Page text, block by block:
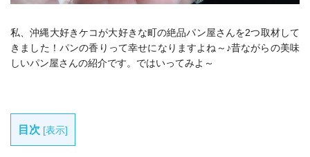
私、沖縄大好きケコが大好きな町の絶品パン屋さんを2つ取材して
きました！パンの香りって幸せになりますよね～♪昔ながらの美味
しいパン屋さんの紹介です。ではいってみよ～
目次 [表示]